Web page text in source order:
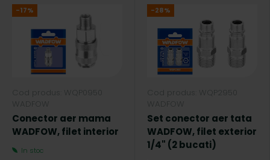
-17%
Cod produs: WQP0950
WADFOW
Conector aer mama
WADFOW, filet interior
In stoc
-28%
Cod produs: WQP2950
WADFOW
Set conector aer tata
WADFOW, filet exterior
1/4" (2 bucati)